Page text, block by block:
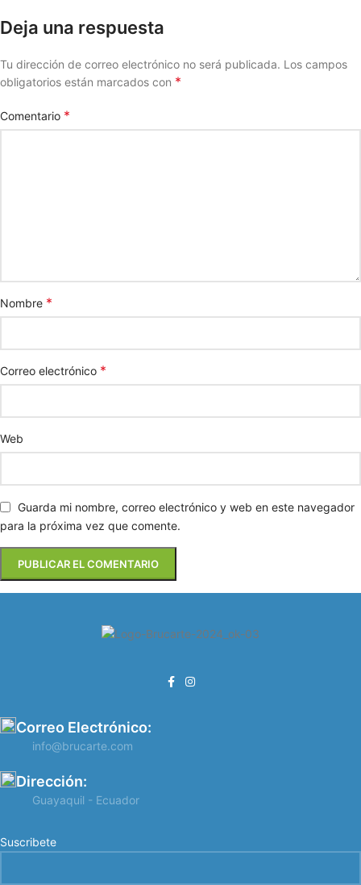
Deja una respuesta
Tu dirección de correo electrónico no será publicada. Los campos
obligatorios están marcados con *
Comentario *
Nombre *
Correo electrónico *
Web
Guarda mi nombre, correo electrónico y web en este navegador
para la próxima vez que comente.
Correo Electrónico:
info@brucarte.com
Dirección:
Guayaquil - Ecuador
Suscribete